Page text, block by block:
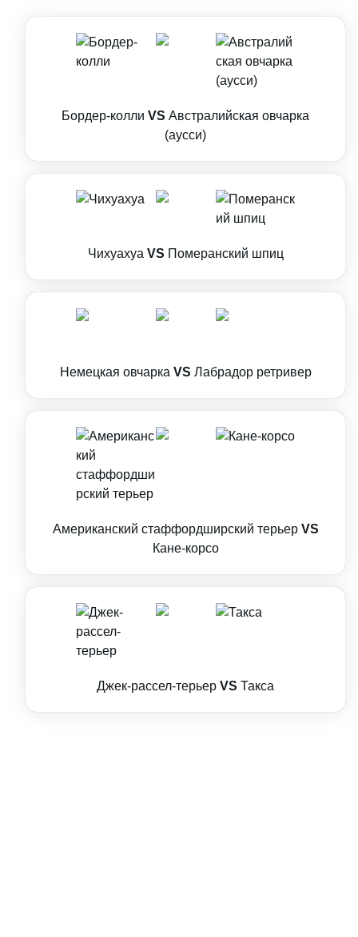
Бордер-колли VS Австралийская овчарка
(аусси)
Чихуахуа VS Померанский шпиц
Немецкая овчарка VS Лабрадор ретривер
Американский стаффордширский терьер VS
Кане-корсо
Джек-рассел-терьер VS Такса